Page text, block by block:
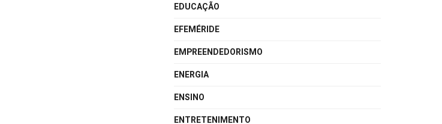
EDUCAÇÃO
EFEMÉRIDE
EMPREENDEDORISMO
ENERGIA
ENSINO
ENTRETENIMENTO